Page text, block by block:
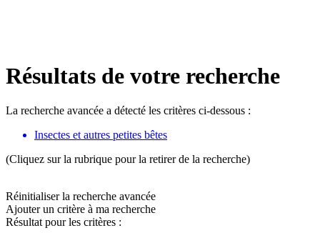
Résultats de votre recherche
La recherche avancée a détecté les critères ci-dessous :
Insectes et autres petites bêtes
(Cliquez sur la rubrique pour la retirer de la recherche)
Réinitialiser la recherche avancée
Ajouter un critère à ma recherche
Résultat pour les critères :